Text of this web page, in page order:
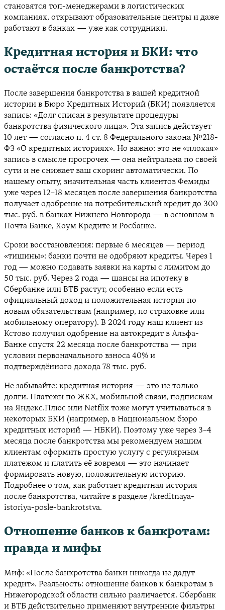
становятся топ-менеджерами в логистических
компаниях, открывают образовательные центры и даже
работают в банках — уже как сотрудники.
Кредитная история и БКИ: что
остаётся после банкротства?
После завершения банкротства в вашей кредитной
истории в Бюро Кредитных Историй (БКИ) появляется
запись: «Долг списан в результате процедуры
банкротства физического лица». Эта запись действует
10 лет — согласно п. 4 ст. 8 Федерального закона №218-
ФЗ «О кредитных историях». Но важно: это не «плохая»
запись в смысле просрочек — она нейтральна по своей
сути и не снижает ваш скоринг автоматически. По
нашему опыту, значительная часть клиентов Фемиды
уже через 12–18 месяцев после завершения банкротства
получает одобрение на потребительский кредит до 300
тыс. руб. в банках Нижнего Новгорода — в основном в
Почта Банке, Хоум Кредите и Росбанке.
Сроки восстановления: первые 6 месяцев — период
«тишины»: банки почти не одобряют кредиты. Через 1
год — можно подавать заявки на карты с лимитом до
50 тыс. руб. Через 2 года — шансы на ипотеку в
Сбербанке или ВТБ растут, особенно если есть
официальный доход и положительная история по
новым обязательствам (например, по страховке или
мобильному оператору). В 2024 году наш клиент из
Кстово получил одобрение на автокредит в Альфа-
Банке спустя 22 месяца после банкротства — при
условии первоначального взноса 40% и
подтверждённого дохода 78 тыс. руб.
Не забывайте: кредитная история — это не только
долги. Платежи по ЖКХ, мобильной связи, подпискам
на Яндекс.Плюс или Netflix тоже могут учитываться в
некоторых БКИ (например, в Национальном бюро
кредитных историй — НБКИ). Поэтому уже через 3–4
месяца после банкротства мы рекомендуем нашим
клиентам оформить простую услугу с регулярным
платежом и платить её вовремя — это начинает
формировать новую, положительную историю.
Подробнее о том, как работает кредитная история
после банкротства, читайте в разделе /kreditnaya-
istoriya-posle-bankrotstva.
Отношение банков к банкротам:
правда и мифы
Миф: «После банкротства банки никогда не дадут
кредит». Реальность: отношение банков к банкротам в
Нижегородской области сильно различается. Сбербанк
и ВТБ действительно применяют внутренние фильтры